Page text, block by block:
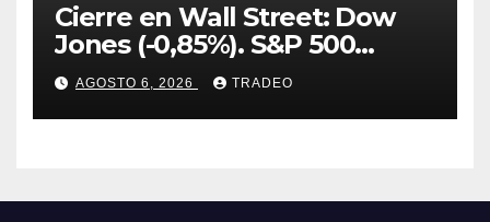
Cierre en Wall Street: Dow
Jones (-0,85%). S&P 500
(-0,18%) y Nasdaq (-0,06%)
AGOSTO 6, 2026 TRADEO